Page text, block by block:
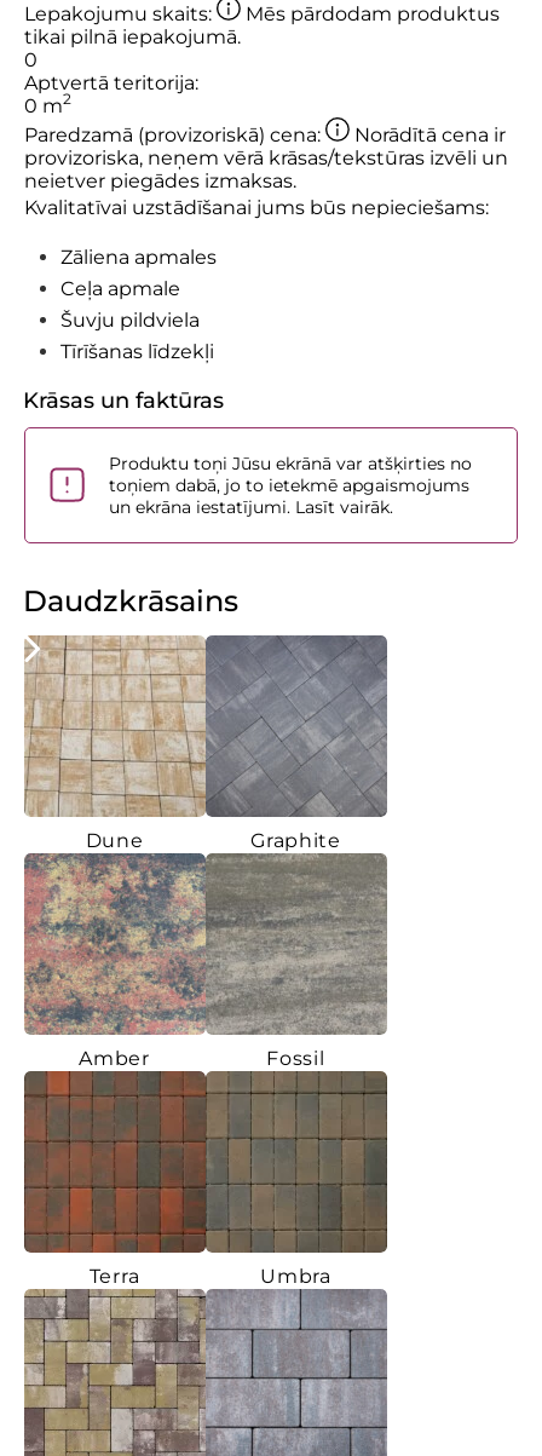
Lepakojumu skaits:
Mēs pārdodam produktus
tikai pilnā iepakojumā.
0
Aptvertā teritorija:
0 m2
Paredzamā (provizoriskā) cena:
Norādītā cena ir
provizoriska, neņem vērā krāsas/tekstūras izvēli un
neietver piegādes izmaksas.
Kvalitatīvai uzstādīšanai jums būs nepieciešams:
Zāliena apmales
Ceļa apmale
Šuvju pildviela
Tīrīšanas līdzekļi
Krāsas un faktūras
Produktu toņi Jūsu ekrānā var atšķirties no
toņiem dabā, jo to ietekmē apgaismojums
un ekrāna iestatījumi. Lasīt vairāk.
Daudzkrāsains
Dune Graphite
Amber Fossil
Terra Umbra